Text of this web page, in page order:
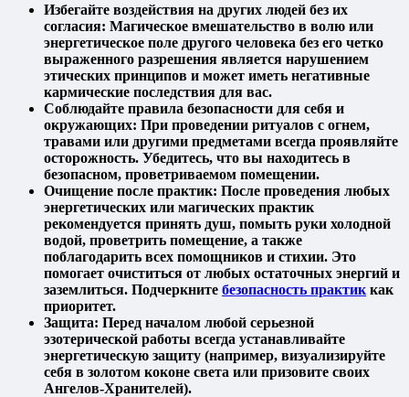
Избегайте воздействия на других людей без их
согласия: Магическое вмешательство в волю или
энергетическое поле другого человека без его четко
выраженного разрешения является нарушением
этических принципов и может иметь негативные
кармические последствия для вас.
Соблюдайте правила безопасности для себя и
окружающих: При проведении ритуалов с огнем,
травами или другими предметами всегда проявляйте
осторожность. Убедитесь, что вы находитесь в
безопасном, проветриваемом помещении.
Очищение после практик: После проведения любых
энергетических или магических практик
рекомендуется принять душ, помыть руки холодной
водой, проветрить помещение, а также
поблагодарить всех помощников и стихии. Это
помогает очиститься от любых остаточных энергий и
заземлиться. Подчеркните безопасность практик как
приоритет.
Защита: Перед началом любой серьезной
эзотерической работы всегда устанавливайте
энергетическую защиту (например, визуализируйте
себя в золотом коконе света или призовите своих
Ангелов-Хранителей).